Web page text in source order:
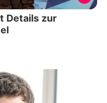
Details zur